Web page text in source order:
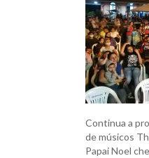
Continua a
de músicos
Papai Noel